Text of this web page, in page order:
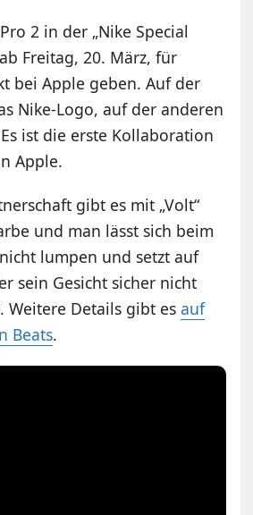
2 in der „Nike Special
Freitag, 20. März, für
bei Apple geben. Auf der
Nike-Logo, auf der anderen
ist die erste Kollaboration
Apple.
gibt es mit „Volt“
und man lässt sich beim
lumpen und setzt auf
sein Gesicht sicher nicht
Weitere Details gibt esauf
Beats.